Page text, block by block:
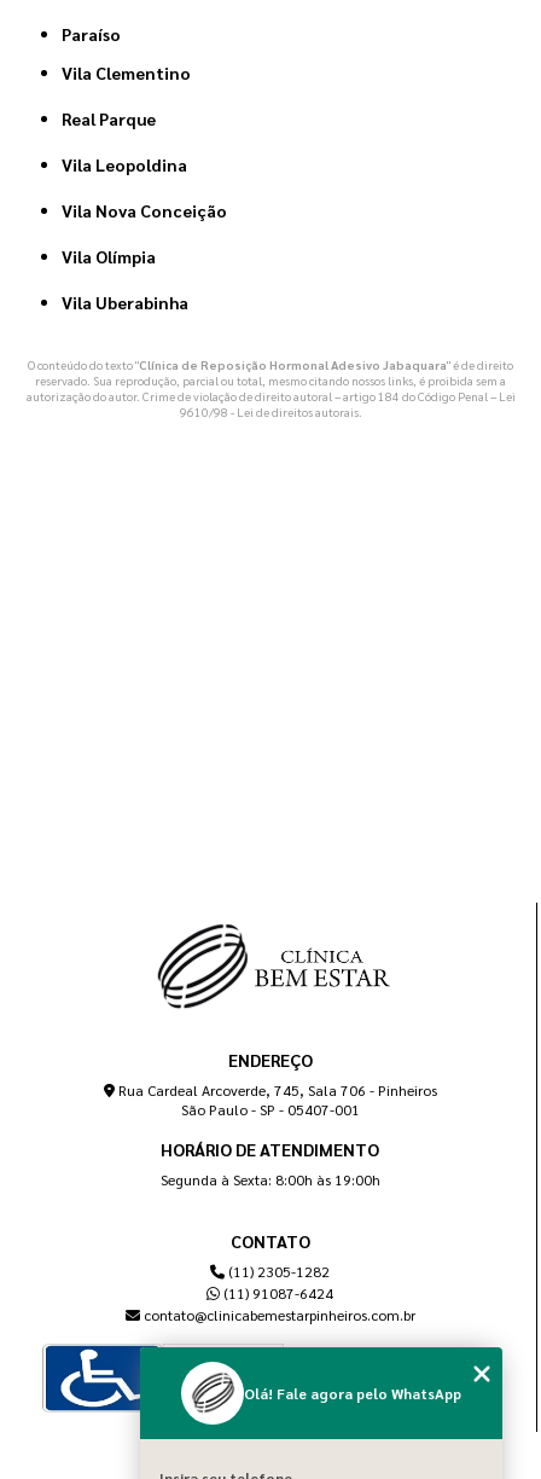
Paraíso
Vila Clementino
Real Parque
Vila Leopoldina
Vila Nova Conceição
Vila Olímpia
Vila Uberabinha
O conteúdo do texto "Clínica de Reposição Hormonal Adesivo Jabaquara" é de direito
reservado. Sua reprodução, parcial ou total, mesmo citando nossos links, é proibida sem a
autorização do autor. Crime de violação de direito autoral – artigo 184 do Código Penal – Lei
9610/98 - Lei de direitos autorais.
ENDEREÇO
Rua Cardeal Arcoverde, 745, Sala 706 - Pinheiros
São Paulo - SP - 05407-001
HORÁRIO DE ATENDIMENTO
Segunda à Sexta: 8:00h às 19:00h
CONTATO
(11) 2305-1282
(11) 91087-6424
contato@clinicabemestarpinheiros.com.br
Olá! Fale agora pelo WhatsApp